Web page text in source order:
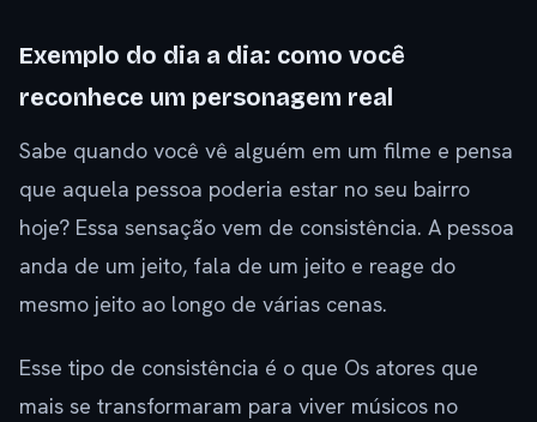
Exemplo do dia a dia: como você
reconhece um personagem real
Sabe quando você vê alguém em um filme e pensa
que aquela pessoa poderia estar no seu bairro
hoje? Essa sensação vem de consistência. A pessoa
anda de um jeito, fala de um jeito e reage do
mesmo jeito ao longo de várias cenas.
Esse tipo de consistência é o que Os atores que
mais se transformaram para viver músicos no